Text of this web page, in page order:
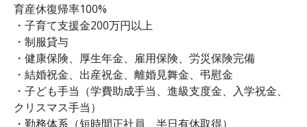
育産休復帰率100%
・子育て支援金200万円以上
・制服貸与
・健康保険、厚生年金、雇用保険、労災保険完備
・結婚祝金、出産祝金、離婚見舞金、弔慰金
・子ども手当（学費助成手当、進級支度金、入学祝金、
クリスマス手当）
・勤務体系（短時間正社員、半日有休取得）